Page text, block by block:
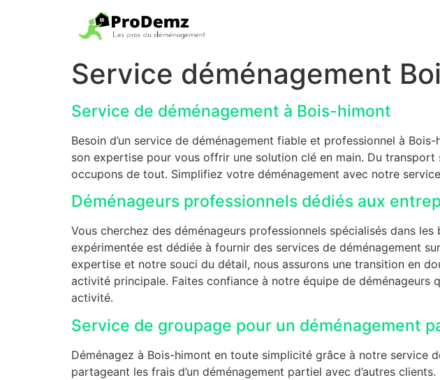
Service déménagement
Service de déménagement à Bois-himont
Besoin d’un service de déménagement fiable et professionnel à
son expertise pour vous offrir une solution clé en main. Du
occupons de tout. Simplifiez votre déménagement avec notre
Déménageurs professionnels dédiés aux
Vous cherchez des déménageurs professionnels spécialisés dans
expérimentée est dédiée à fournir des services de déménagement
expertise et notre souci du détail, nous assurons une transition en
activité principale. Faites confiance à notre équipe de
activité.
Service de groupage pour un déménagement
Déménagez à Bois-himont en toute simplicité grâce à notre service
partageant les frais d’un déménagement partiel avec d’autres